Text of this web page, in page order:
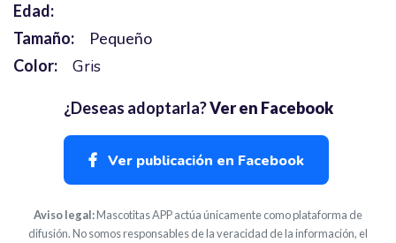
Edad:
Tamaño:
Pequeño
Color:
Gris
¿Deseas adoptarla?Ver en Facebook
Ver publicación en Facebook
Aviso legal:Mascotitas APP actúa únicamente como plataforma de
difusión. No somos responsables de la veracidad de la información, el